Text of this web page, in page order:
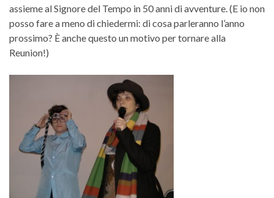
assieme al Signore del Tempo in 50 anni di avventure. (E io non
posso fare a meno di chiedermi: di cosa parleranno l’anno
prossimo? È anche questo un motivo per tornare alla
Reunion!)